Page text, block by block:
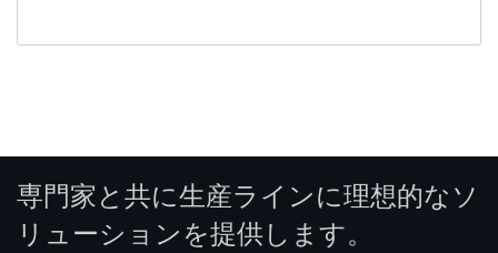
専門家と共に生産ラインに理想的なソ
リューションを提供します。